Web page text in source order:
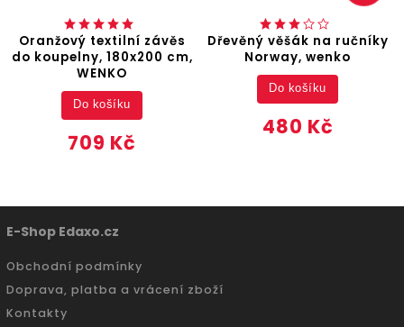
Oranžový textilní závěs
do koupelny, 180x200 cm,
WENKO
709 Kč
Do košíku
Dřevěný věšák na ručníky
Norway, wenko
480 Kč
Do košíku
E-Shop Edaxo.cz
Obchodní podmínky
Doprava, platba a vrácení zboží
Kontakty